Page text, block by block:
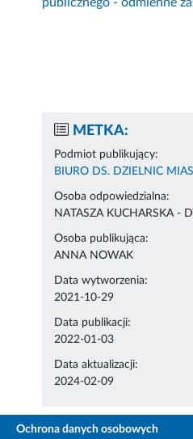
METKA:
Podmiot publikujący:
BIURO DS. DZIELNIC
Osoba odpowiedzialna:
NATASZA KUCHARSKA -
Osoba publikująca:
ANNA NOWAK
Data wytworzenia:
2021-10-29
Data publikacji:
2022-01-03
Data aktualizacji:
2024-02-09
Ochrona danych osobowych